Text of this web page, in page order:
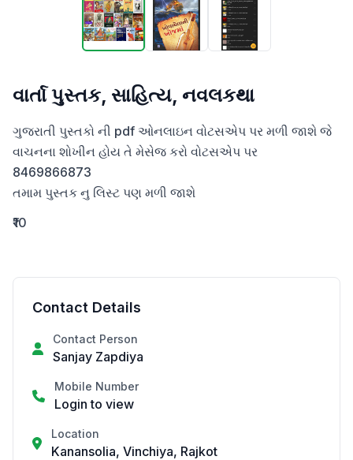
વાર્તા પુસ્તક, સાહિત્ય, નવલકથા
ગુજરાતી પુસ્તકો ની pdf ઓનલાઇન વોટસએપ પર મળી જાશે જે
વાચનના શોખીન હોય તે મેસેજ કરો વોટસએપ પર
8469866873
તમામ પુસ્તક નુ લિસ્ટ પણ મળી જાશે
₹10
Contact Details
Contact Person
Sanjay Zapdiya
Mobile Number
Login to view
Location
Kanansolia, Vinchiya, Rajkot